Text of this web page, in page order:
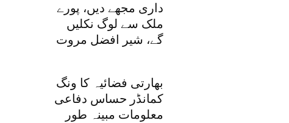
داری مجھے دیں، پورے
ملک سے لوگ نکلیں
گے، شیر افضل مروت
بھارتی فضائیہ کا ونگ
کمانڈر حساس دفاعی
معلومات مبینہ طور